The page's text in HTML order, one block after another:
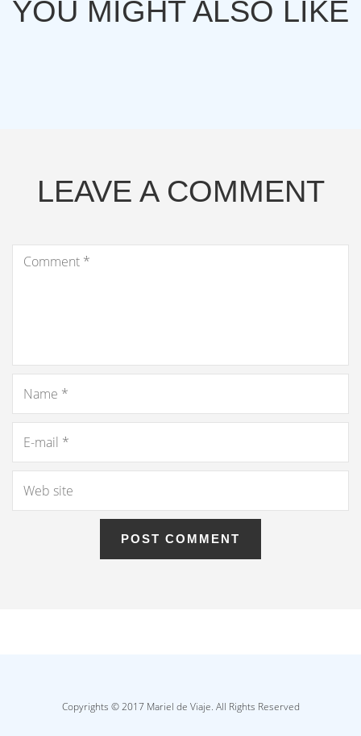
YOU MIGHT ALSO LIKE
LEAVE A COMMENT
Copyrights © 2017 Mariel de Viaje. All Rights Reserved